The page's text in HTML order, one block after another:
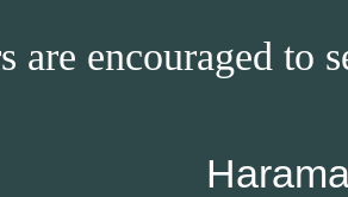
are encouraged to